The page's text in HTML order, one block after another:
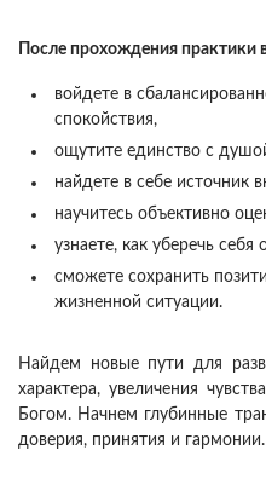
После прохождения практики
войдете в
спокойствия,
ощутите единство с
найдете в себе источник
научитесь объективно
узнаете, как уберечь
сможете сохранить
жизненной ситуации.
Найдем новые пути для
характера, увеличения
Богом. Начнем глубинные
доверия, принятия и гармонии.